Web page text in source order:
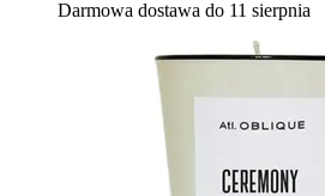
Darmowa dostawa do 11 sierpnia